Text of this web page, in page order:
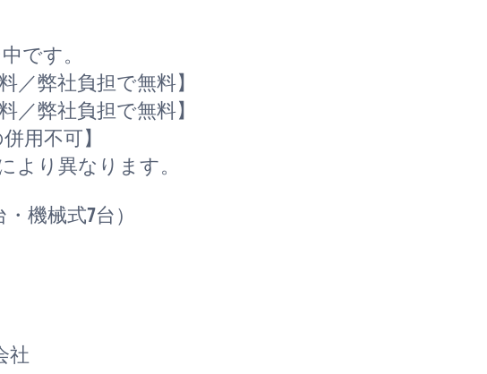
です。
／弊社負担で無料】
／弊社負担で無料】
用不可】
より異なります。
械式7台）